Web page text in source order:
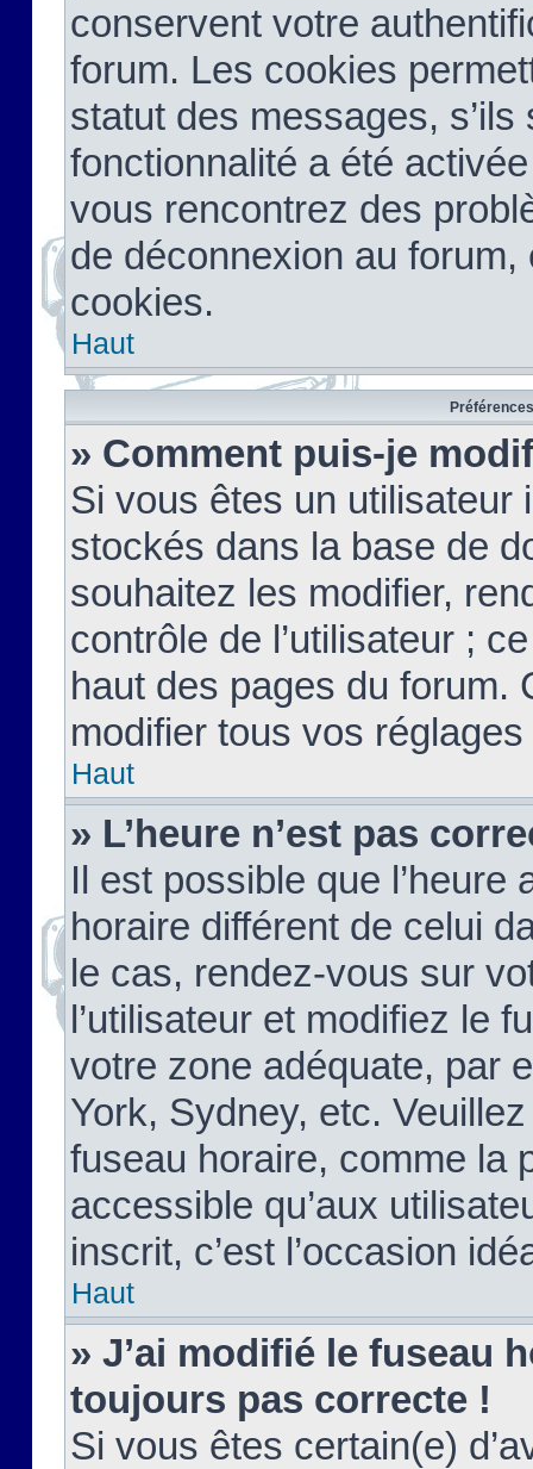
conservent votre
forum. Les cookies
statut des messages,
fonctionnalité a été
vous rencontrez des
de déconnexion au
cookies.
Haut
» Comment puis-je
Si vous êtes un
stockés dans la base de
souhaitez les modifier,
contrôle de l’utilisateur ;
haut des pages du forum.
modifier tous vos
Haut
» L’heure n’est pas
Il est possible que
horaire différent de celui
le cas, rendez-vous sur
l’utilisateur et modifiez le
votre zone adéquate, par
York, Sydney, etc.
fuseau horaire, comme la
accessible qu’aux
inscrit, c’est l’occasion
Haut
» J’ai modifié le fuseau
toujours pas correcte !
Si vous êtes certain(e)